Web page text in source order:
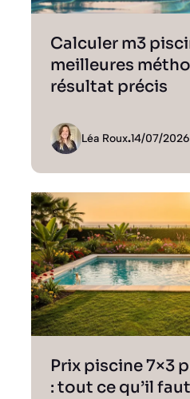
Calculer m3
meilleures
résultat précis
Léa Roux.14/07/2026
Prix piscine 7×3
: tout ce qu’il